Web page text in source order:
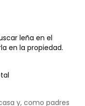
leña en el
en la propiedad.
y, como padres